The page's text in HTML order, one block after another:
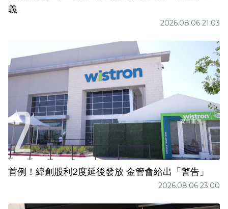
義
2026.08.06 21:03
首例！緯創股利2度延後發放 金管會給出「警告」
2026.08.06 23:00